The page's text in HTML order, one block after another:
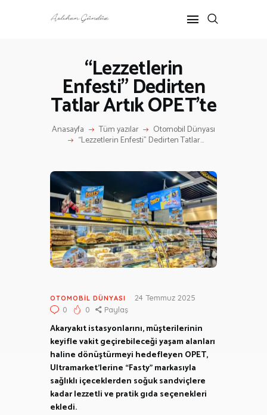
“Lezzetlerin
Enfesti” Dedirten
Tatlar Artık OPET’te
Anasayfa Tüm yazılar Otomobil Dünyası
“Lezzetlerin Enfesti” Dedirten Tatlar...
ANASAYFA
RÖPORTAJ
ANNE-ÇOCUK
KÜLTÜR SANAT
İLETIŞIM
OTOMOBIL DÜNYASI
24 Temmuz 2025
0
0 Paylaş
Akaryakıt istasyonlarını, müşterilerinin
keyifle vakit geçirebileceği yaşam alanları
haline dönüştürmeyi hedefleyen OPET,
Ultramarket’lerine “Fasty” markasıyla
sağlıklı içeceklerden soğuk sandviçlere
kadar lezzetli ve pratik gıda seçenekleri
ekledi.